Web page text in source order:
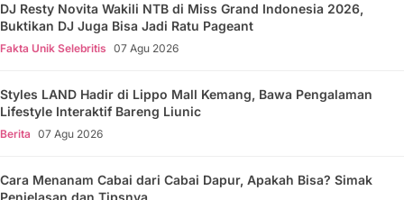
DJ Resty Novita Wakili NTB di Miss Grand Indonesia 2026,
Buktikan DJ Juga Bisa Jadi Ratu Pageant
Fakta Unik Selebritis 07 Agu 2026
Styles LAND Hadir di Lippo Mall Kemang, Bawa Pengalaman
Lifestyle Interaktif Bareng Liunic
Berita 07 Agu 2026
Cara Menanam Cabai dari Cabai Dapur, Apakah Bisa? Simak